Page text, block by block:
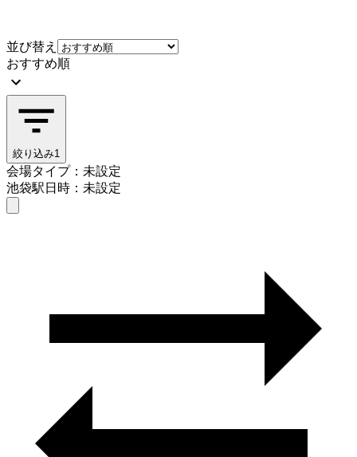
並び替え
おすすめ順
絞り込み1
会場タイプ：未設定
池袋駅日時：未設定